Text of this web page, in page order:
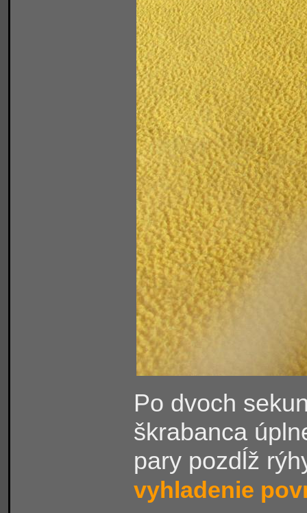
Po dvoch
škrabanca
pary pozdĺž
vyhladenie